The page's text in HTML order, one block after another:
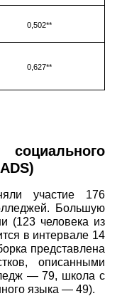
0,502**
0,627**
участие 176
Большую
(123 человека из
в интервале 14
представлена
описанными
— 79, школа с
языка — 49).